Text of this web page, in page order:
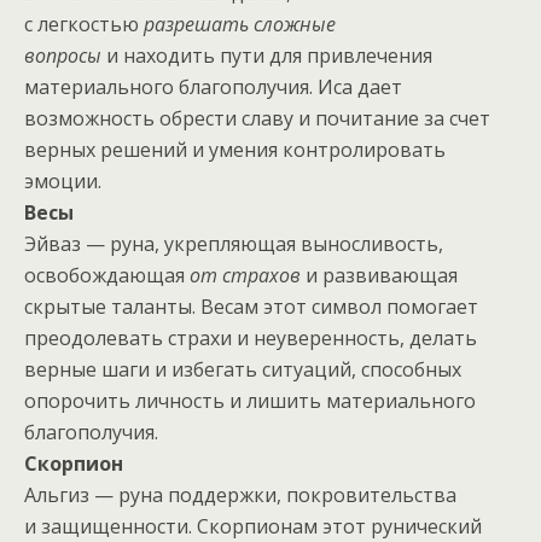
с легкостью разрешать сложные
вопросы и находить пути для привлечения
материального благополучия. Иса дает
возможность обрести славу и почитание за счет
верных решений и умения контролировать
эмоции.
Весы
Эйваз — руна, укрепляющая выносливость,
освобождающая от страхов и развивающая
скрытые таланты. Весам этот символ помогает
преодолевать страхи и неуверенность, делать
верные шаги и избегать ситуаций, способных
опорочить личность и лишить материального
благополучия.
Скорпион
Альгиз — руна поддержки, покровительства
и защищенности. Скорпионам этот рунический